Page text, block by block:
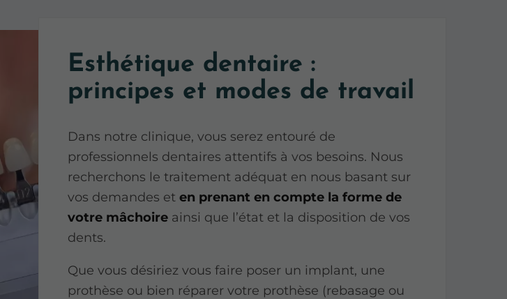
Esthétique dentaire :
principes et modes de travail
Dans notre clinique, vous serez entouré de
professionnels dentaires attentifs à vos besoins. Nous
recherchons le traitement adéquat en nous basant sur
vos demandes et en prenant en compte la forme de
votre mâchoireainsi que l’état et la disposition de vos
dents.
Que vous désiriez vous faire poser un implant, une
prothèse ou bien réparer votre prothèse (rebasage ou